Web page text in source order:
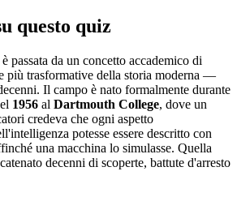
questo quiz
passata da un concetto accademico di
più trasformative della storia moderna —
Il campo è nato formalmente durante
1956 al Dartmouth College, dove un
credeva che ogni aspetto
potesse essere descritto con
una macchina lo simulasse. Quella
decenni di scoperte, battute d'arresto